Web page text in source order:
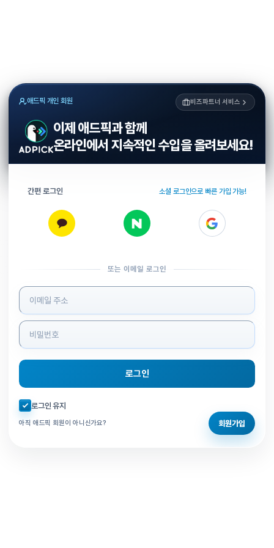
애드픽 개인 회원 비즈파트너 서비스
이제 애드픽과 함께
온라인에서 지속적인 수입을 올려보세요!
간편 로그인 소셜 로그인으로 빠른 가입 가능!
또는 이메일 로그인
로그인 정보 입력
로그인
자동로그인 체크
로그인 유지
아직 애드픽 회원이 아니신가요? 회원가입